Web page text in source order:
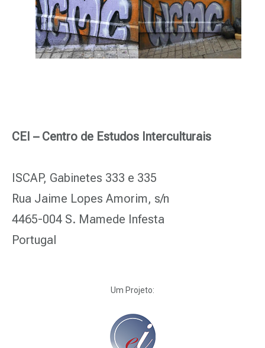
CEI – Centro de Estudos Interculturais
ISCAP, Gabinetes 333 e 335
Rua Jaime Lopes Amorim, s/n
4465-004 S. Mamede Infesta
Portugal
Um Projeto: